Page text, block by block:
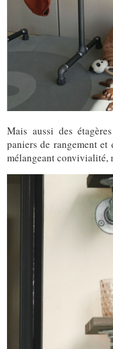
Mais aussi des
paniers de rangement
mélangeant convivialité,